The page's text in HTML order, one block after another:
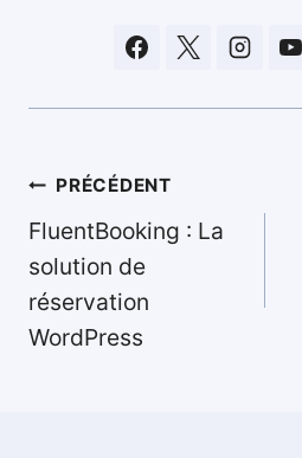
Navigation
de
l’article
PRÉCÉDENT
FluentBooking : La
solution de
réservation
WordPress